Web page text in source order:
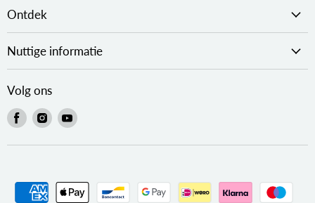
Ontdek
Nuttige informatie
Volg ons
Vind
ons
op
Vind
ons
op
Vind
op